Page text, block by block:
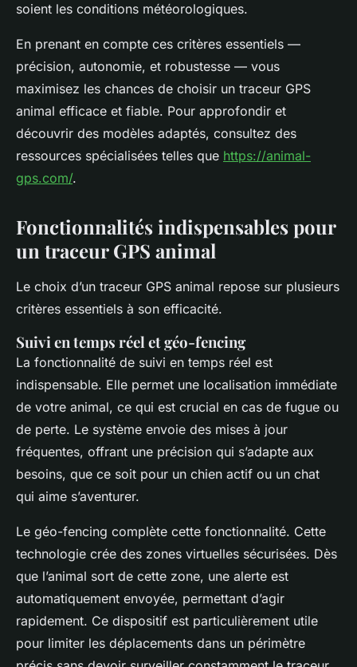
soient les conditions météorologiques.
En prenant en compte ces critères essentiels —
précision, autonomie, et robustesse — vous
maximisez les chances de choisir un traceur GPS
animal efficace et fiable. Pour approfondir et
découvrir des modèles adaptés, consultez des
ressources spécialisées telles que https://animal-
gps.com/.
Fonctionnalités indispensables pour
un traceur GPS animal
Le choix d’un traceur GPS animal repose sur plusieurs
critères essentiels à son efficacité.
Suivi en temps réel et géo-fencing
La fonctionnalité de suivi en temps réel est
indispensable. Elle permet une localisation immédiate
de votre animal, ce qui est crucial en cas de fugue ou
de perte. Le système envoie des mises à jour
fréquentes, offrant une précision qui s’adapte aux
besoins, que ce soit pour un chien actif ou un chat
qui aime s’aventurer.
Le géo-fencing complète cette fonctionnalité. Cette
technologie crée des zones virtuelles sécurisées. Dès
que l’animal sort de cette zone, une alerte est
automatiquement envoyée, permettant d’agir
rapidement. Ce dispositif est particulièrement utile
pour limiter les déplacements dans un périmètre